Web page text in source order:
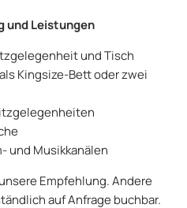
und Leistungen
und Tisch
Kingsize-Bett oder zwei
und Musikkanälen
Empfehlung. Andere
auf Anfrage buchbar.